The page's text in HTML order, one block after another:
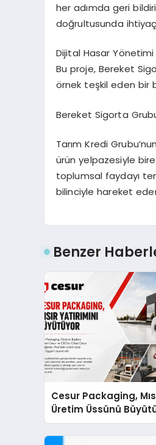
her adımda geri
doğrultusunda
Dijital Hasar Yönetimi
Bu proje, Bereket
örnek teşkil eden bir
Bereket Sigorta
Tarım Kredi
ürün yelpazesiyle
toplumsal faydayı
bilinciyle hareket
Benzer
Cesur Packaging,
Üretim Üssünü